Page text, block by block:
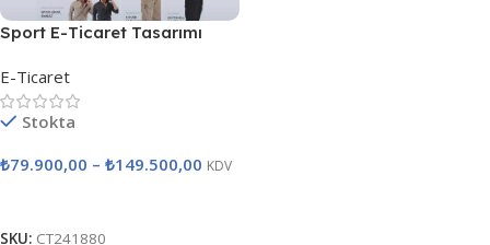
Sport E-Ticaret Tasarımı
E-Ticaret
Stokta
₺79.900,00 – ₺149.500,00 KDV
SKU: CT241880